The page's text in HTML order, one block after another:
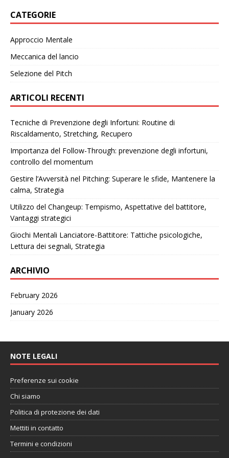
CATEGORIE
Approccio Mentale
Meccanica del lancio
Selezione del Pitch
ARTICOLI RECENTI
Tecniche di Prevenzione degli Infortuni: Routine di
Riscaldamento, Stretching, Recupero
Importanza del Follow-Through: prevenzione degli infortuni,
controllo del momentum
Gestire l’Avversità nel Pitching: Superare le sfide, Mantenere la
calma, Strategia
Utilizzo del Changeup: Tempismo, Aspettative del battitore,
Vantaggi strategici
Giochi Mentali Lanciatore-Battitore: Tattiche psicologiche,
Lettura dei segnali, Strategia
ARCHIVIO
February 2026
January 2026
NOTE LEGALI
Preferenze sui cookie
Chi siamo
Politica di protezione dei dati
Mettiti in contatto
Termini e condizioni